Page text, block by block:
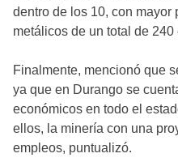
dentro de los 10, con
metálicos de un total de 240
Finalmente, mencionó que
ya que en Durango se
económicos en todo el
ellos, la minería con una
empleos, puntualizó.